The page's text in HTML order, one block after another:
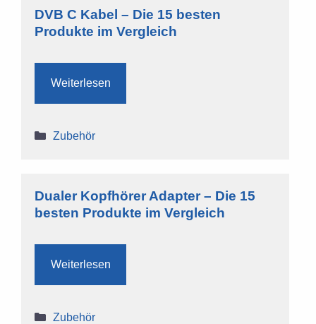
DVB C Kabel – Die 15 besten
Produkte im Vergleich
Weiterlesen
Kategorien
Zubehör
Dualer Kopfhörer Adapter – Die 15
besten Produkte im Vergleich
Weiterlesen
Kategorien
Zubehör